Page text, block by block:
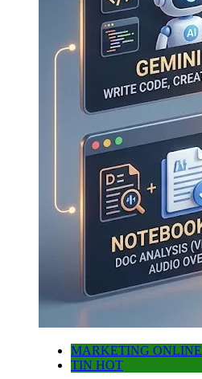
MARKETING ONLINE
TIN HOT